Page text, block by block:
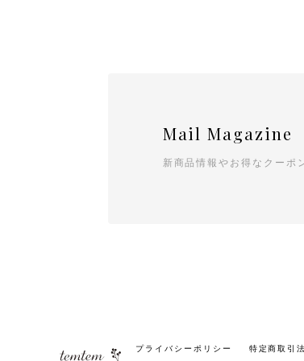
Mail Magazine
新商品情報やお得なクーポ
プライバシーポリシー 特定商取引